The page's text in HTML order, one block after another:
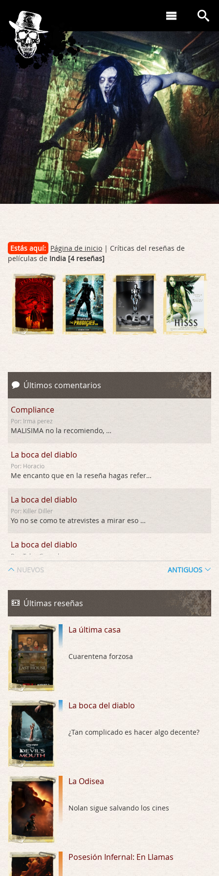
Estás aquí: Página de inicio | Críticas del reseñas de
películas de India [4 reseñas]
Últimos comentarios
Compliance
Por: Irma perez
MALISIMA no la recomiendo, …
La boca del diablo
Por: Horacio
Me encanto que en la reseña hagas referen …
La boca del diablo
Por: Killer Diller
Yo no se como te atrevistes a mirar eso …
La boca del diablo
Por: Talan Gwynek
La Odisea
Por: Talan Gwynek
La Odisea
Por: Draghann
No sé si entrar en polémicas con respect …
Trance
Por: Luar
El señor de las moscas
Por: Luar
Hungry
Por: Croc
Las 10 películas gore de Almas Oscuras
Por: JORDI CRUYFF
Possession
Por: Chupasangre
NUEVOS ANTIGUOS
Últimas reseñas
La última casa
Cuarentena forzosa
La boca del diablo
¿Tan complicado es hacer algo decente?
La Odisea
Nolan sigue salvando los cines
Posesión Infernal: En Llamas